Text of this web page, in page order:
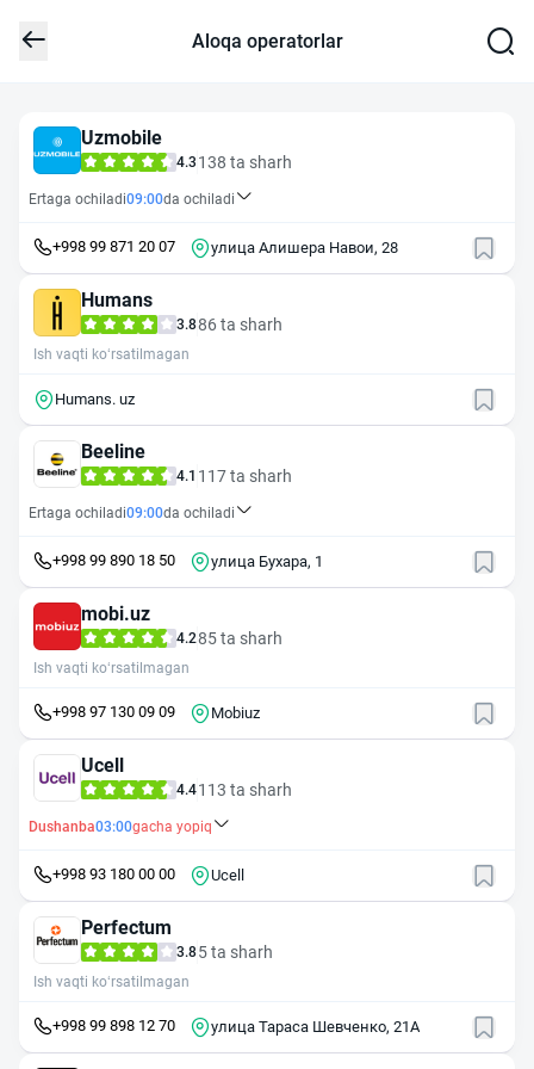
Aloqa operatorlar
Uzmobile
4.3 138 ta sharh
Ertaga ochiladi09:00da ochiladi
+998 99 871 20 07 улица Алишера Навои, 28
Humans
3.886 ta sharh
Ish vaqti ko‘rsatilmagan
Humans. uz
Beeline
4.1 117 ta sharh
Ertaga ochiladi09:00da ochiladi
+998 99 890 18 50 улица Бухара, 1
mobi.uz
4.285 ta sharh
Ish vaqti ko‘rsatilmagan
+998 97 130 09 09 Mobiuz
Ucell
4.4113 ta sharh
Dushanba03:00gacha yopiq
+998 93 180 00 00 Ucell
Perfectum
3.85 ta sharh
Ish vaqti ko‘rsatilmagan
+998 99 898 12 70 улица Тараса Шевченко, 21А